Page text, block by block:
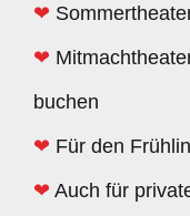
❤
❤
buchen
❤ Für den
❤ Auch für